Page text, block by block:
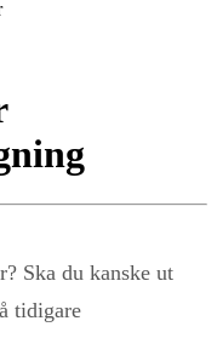
Ska du kanske ut
tidigare